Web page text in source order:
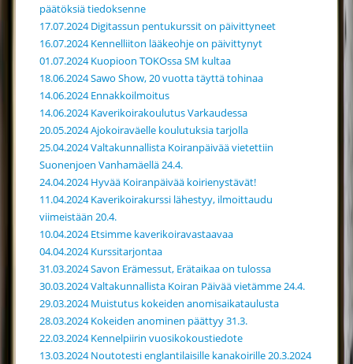
päätöksiä tiedoksenne
17.07.2024 Digitassun pentukurssit on päivittyneet
16.07.2024 Kennelliiton lääkeohje on päivittynyt
01.07.2024 Kuopioon TOKOssa SM kultaa
18.06.2024 Sawo Show, 20 vuotta täyttä tohinaa
14.06.2024 Ennakkoilmoitus
14.06.2024 Kaverikoirakoulutus Varkaudessa
20.05.2024 Ajokoiraväelle koulutuksia tarjolla
25.04.2024 Valtakunnallista Koiranpäivää vietettiin
Suonenjoen Vanhamäellä 24.4.
24.04.2024 Hyvää Koiranpäivää koirienystävät!
11.04.2024 Kaverikoirakurssi lähestyy, ilmoittaudu
viimeistään 20.4.
10.04.2024 Etsimme kaverikoiravastaavaa
04.04.2024 Kurssitarjontaa
31.03.2024 Savon Erämessut, Erätaikaa on tulossa
30.03.2024 Valtakunnallista Koiran Päivää vietämme 24.4.
29.03.2024 Muistutus kokeiden anomisaikataulusta
28.03.2024 Kokeiden anominen päättyy 31.3.
22.03.2024 Kennelpiirin vuosikokoustiedote
13.03.2024 Noutotesti englantilaisille kanakoirille 20.3.2024